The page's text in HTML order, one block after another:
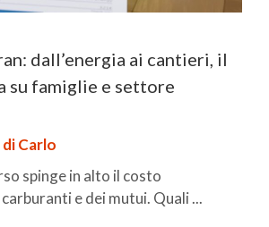
dall’energia ai cantieri, il
su famiglie e settore
Carlo
spinge in alto il costo
e dei mutui. Quali ...